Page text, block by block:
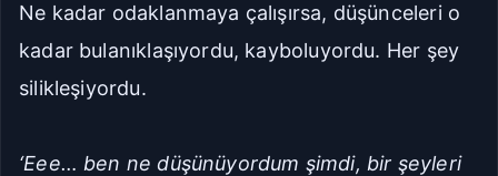
Ne kadar odaklanmaya çalışırsa, düşünceleri o
kadar bulanıklaşıyordu, kayboluyordu. Her şey
silikleşiyordu.
‘Eee… ben ne düşünüyordum şimdi, bir şeyleri